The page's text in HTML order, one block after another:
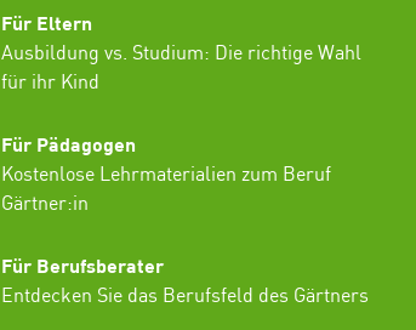
Für Eltern
Ausbildung vs. Studium: Die richtige Wahl
für ihr Kind
Für Pädagogen
Kostenlose Lehrmaterialien zum Beruf
Gärtner:in
Für Berufsberater
Entdecken Sie das Berufsfeld des Gärtners